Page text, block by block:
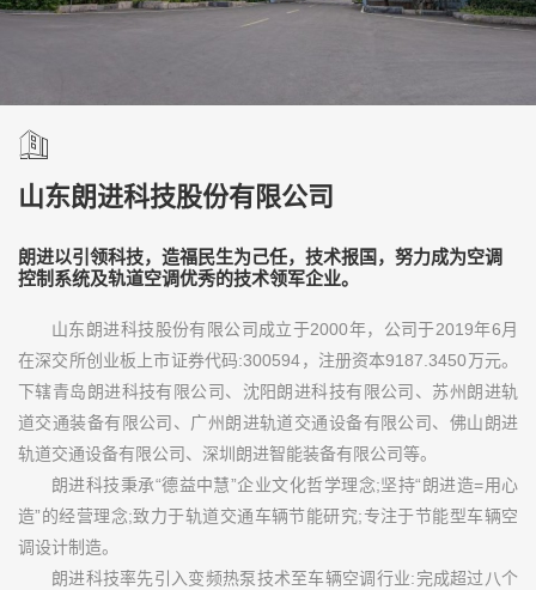
山东朗进科技股份有限公司
朗进以引领科技，造福民生为己任，技术报国，努力成为空调
控制系统及轨道空调优秀的技术领军企业。
山东朗进科技股份有限公司成立于2000年，公司于2019年6月
在深交所创业板上市证券代码:300594，注册资本9187.3450万元。
下辖青岛朗进科技有限公司、沈阳朗进科技有限公司、苏州朗进轨
道交通装备有限公司、广州朗进轨道交通设备有限公司、佛山朗进
轨道交通设备有限公司、深圳朗进智能装备有限公司等。
朗进科技秉承“德益中慧”企业文化哲学理念;坚持“朗进造=用心
造”的经营理念;致力于轨道交通车辆节能研究;专注于节能型车辆空
调设计制造。
朗进科技率先引入变频热泵技术至车辆空调行业:完成超过八个